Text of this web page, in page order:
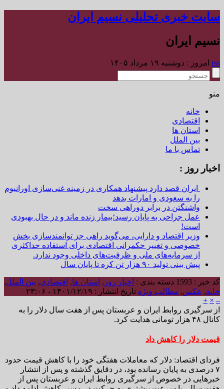
سایت خبری تحلیلی نسیم ایران
نسیم ایران
rss امروز : دوشنبه ۱۹ مرداد ۱۴۰۵
منو
خانه
اقتصادی
استان ها
بین الملل
تماس با ما
اخبار روز :
ایران قصد دارد پیشنهاد همکاری در زمینه غنی‌سازی اورانیوم
را به سعودی و امارات بدهد
واشنگتن در برابر دوراهی سخت
عمل جراحی به پایان رسید؛بیمار زنده ماند و در حال بهبودی
است!
وزیر اقتصاد و دارایی، می‌گوید راهی جز توانمندسازی بخش
خصوصی و تغییر حکمرانی اقتصادی برای استفاده حداکثری
از سرمایه‌های ملی و ظرفیت‌های داخلی وجود ندارد.
پیش بینی تولید ۹۰ هزار تن کره تا پایان سال
کد خبر : 1593 دسته بندی : اخبار روز , استان ها, اقتصادی, بین الملل,
خانه, عکس, مطالب ویژه تاریخ انتشار : ۱۴۰۱/۱۲/۱۹ - ۲۳:۰۶
–
×
+
از سرگیری روابط ایران و عربستان پس از هفت سال دلار را به
کانال ۴۸ هزار تومانی هدایت کرد.
قیمت دلار را کاهش داد
فردای اقتصاد: دلار که معاملات هفتگی خود را با کاهش قیمت حدود
۷ درصدی به پایان رسانده بود، در دقایق گذشته و پس از انتشار
خبرهایی در خصوص از سرگیری روابط ایران و عربستان پس از